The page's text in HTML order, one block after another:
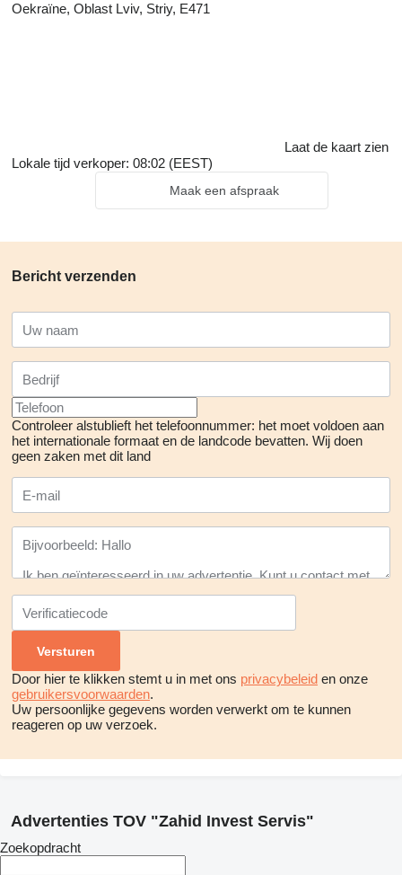
Oekraïne, Oblast Lviv, Striy, E471
Laat de kaart zien
Lokale tijd verkoper: 08:02 (EEST)
Maak een afspraak
Bericht verzenden
Controleer alstublieft het telefoonnummer: het moet voldoen aan
het internationale formaat en de landcode bevatten. Wij doen
geen zaken met dit land
Door hier te klikken stemt u in met ons privacybeleid en onze
gebruikersvoorwaarden.
Uw persoonlijke gegevens worden verwerkt om te kunnen
reageren op uw verzoek.
Advertenties TOV "Zahid Invest Servis"
Zoekopdracht